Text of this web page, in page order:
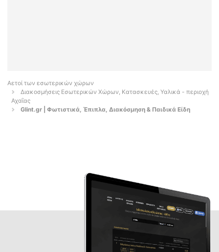
Αετοί των εσωτερικών χώρων
Διακοσμήσεις Εσωτερικών Χώρων, Κατασκευές, Υαλικά - περιοχή
Αχαΐας
Glint.gr | Φωτιστικά, Έπιπλα, Διακόσμηση & Παιδικά Είδη